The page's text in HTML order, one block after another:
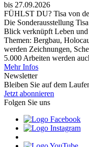
bis 27.09.2026
FÜHLST DU? Tisa von
Die Sonderausstellung
Blick verknüpft Leben
Themen: Bergbau,
werden Zeichnungen,
5.000 Arbeiten werden
Mehr Infos
Newsletter
Bleiben Sie auf dem
Jetzt abonnieren
Folgen Sie uns